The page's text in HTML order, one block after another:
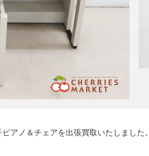
アノ＆チェアを出張買取いたしました。